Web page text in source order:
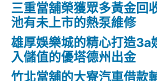
三重當舖榮獲眾多黃金回
池有未上市的熱泵維修
雄厚娛樂城的精心打造3a
入儲值的優塔德州出金
竹北當舖的大寮汽車借款